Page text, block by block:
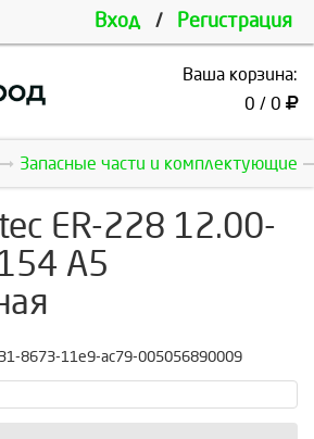
Вход / Регистрация
Ваша корзина:
0 / 0
Запасные части и комплектующие
ER-228 12.00-
A5
8673-11e9-ac79-005056890009